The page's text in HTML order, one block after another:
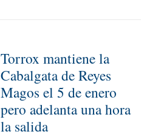
Torrox mantiene la
Cabalgata de Reyes
Magos el 5 de enero
pero adelanta una hora
la salida